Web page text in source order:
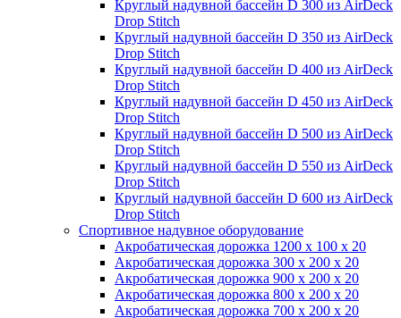
Круглый надувной бассейн D 300 из AirDeck
Drop Stitch
Круглый надувной бассейн D 350 из AirDeck
Drop Stitch
Круглый надувной бассейн D 400 из AirDeck
Drop Stitch
Круглый надувной бассейн D 450 из AirDeck
Drop Stitch
Круглый надувной бассейн D 500 из AirDeck
Drop Stitch
Круглый надувной бассейн D 550 из AirDeck
Drop Stitch
Круглый надувной бассейн D 600 из AirDeck
Drop Stitch
Спортивное надувное оборудование
Акробатическая дорожка 1200 x 100 x 20
Акробатическая дорожка 300 x 200 x 20
Акробатическая дорожка 900 x 200 x 20
Акробатическая дорожка 800 x 200 x 20
Акробатическая дорожка 700 x 200 x 20